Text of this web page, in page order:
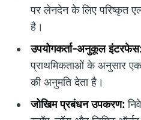
पर लेनदेन के लिए परिष्कृत
है।
उपयोगकर्ता-अनुकूल
प्राथमिकताओं के अनुसार
की अनुमति देता है।
जोखिम प्रबंधन उपकरण: